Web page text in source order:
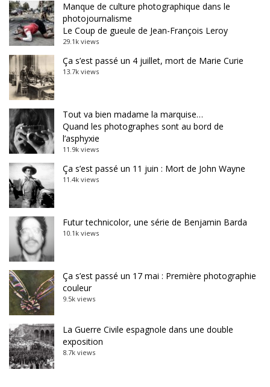
Manque de culture photographique dans le
photojournalisme
Le Coup de gueule de Jean-François Leroy
29.1k views
Ça s’est passé un 4 juillet, mort de Marie Curie
13.7k views
Tout va bien madame la marquise…
Quand les photographes sont au bord de
l’asphyxie
11.9k views
Ça s’est passé un 11 juin : Mort de John Wayne
11.4k views
Futur technicolor, une série de Benjamin Barda
10.1k views
Ça s’est passé un 17 mai : Première photographie
couleur
9.5k views
La Guerre Civile espagnole dans une double
exposition
8.7k views